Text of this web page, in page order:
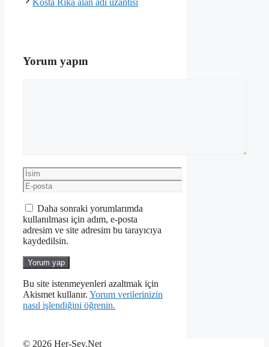
Yorum yapın
İsim
E-
posta
Daha sonraki yorumlarımda
kullanılması için adım, e-posta
adresim ve site adresim bu tarayıcıya
kaydedilsin.
Bu site istenmeyenleri azaltmak için
Akismet kullanır. Yorum verilerinizin
nasıl işlendiğini öğrenin.
© 2026 Her-Sey.Net